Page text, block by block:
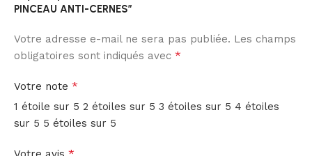
PINCEAU ANTI-CERNES”
Votre adresse e-mail ne sera pas publiée. Les champs
obligatoires sont indiqués avec *
Votre note *
1 étoile sur 5 2 étoiles sur 5 3 étoiles sur 5 4 étoiles
sur 5 5 étoiles sur 5